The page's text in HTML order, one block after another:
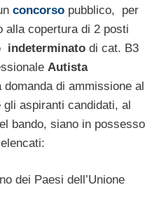
concorso pubblico, per
copertura di 2 posti
indeterminato di cat. B3
Autista
di ammissione al
aspiranti candidati, al
bando, siano in possesso
dei Paesi dell’Unione